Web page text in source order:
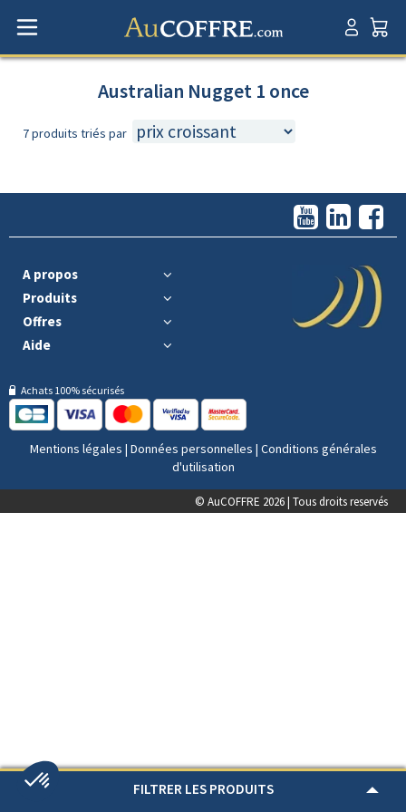
FILTRER LES PRODUITS
Australian Nugget 1 once
7 produits triés par
A propos
Produits
Offres
Aide
Achats 100% sécurisés
Mentions légales | Données personnelles | Conditions générales
d'utilisation
© AuCOFFRE 2026 | Tous droits reservés